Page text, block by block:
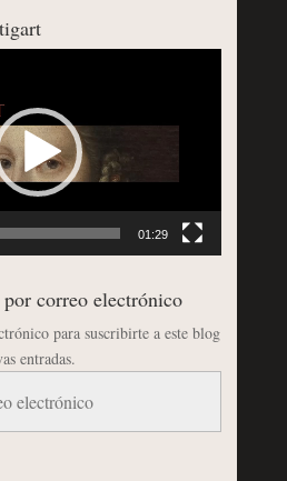
01:29
correo electrónico
para suscribirte a este blog
entradas.